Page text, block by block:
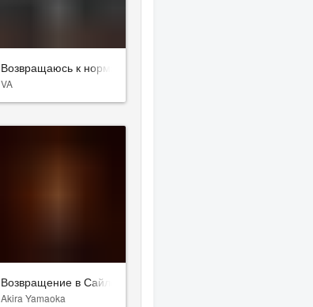
Возвращаюсь к нормальной жизни
VA
Возвращение в Сайлент Хилл
Akira Yamaoka